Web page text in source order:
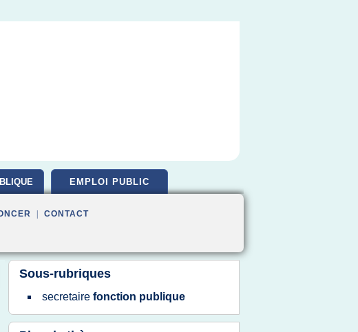
EMPLOI PUBLIC
CONTACT
Sous-rubriques
secretaire fonction publique